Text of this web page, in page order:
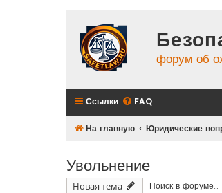
форум об
Ссылки FAQ
На главную Юридические
Увольнение
Новая тема